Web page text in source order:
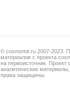
© cosmomir.ru 2007-2023.
материалов с проекта
на первоисточник. Проект
аналитические
права защищены.